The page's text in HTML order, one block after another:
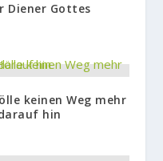
Diener Gottes
keinen Weg mehr
hin